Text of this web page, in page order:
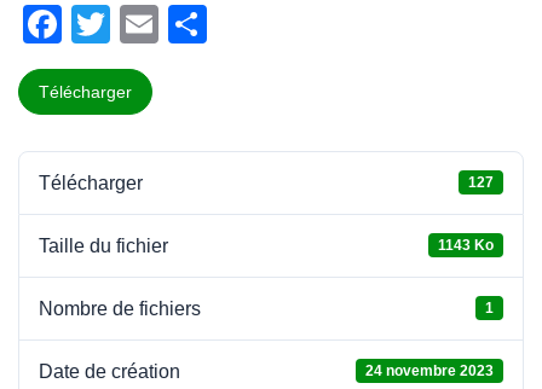
F
a
c
e
b
o
o
k
T
wi
tt
er
E
g
Télécharger
Télécharger 127
Taille du fichier 1143 Ko
Nombre de fichiers 1
Date de création 24 novembre 2023